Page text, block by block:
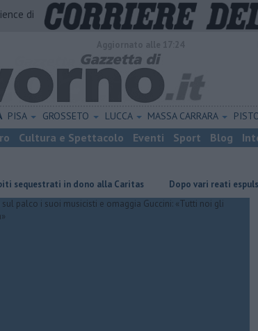
di
PISA GROSSETO LUCCA MASSA CARRARA
Cultura e Spettacolo Eventi Sport Blog
in dono alla Caritas Dopo vari reati espulso un